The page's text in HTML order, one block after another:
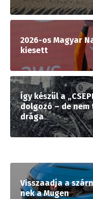
2026-os Magyar
kiesett
Így készül a
dolgozó – de nem
drága
Visszaadja a
nek a Mugen